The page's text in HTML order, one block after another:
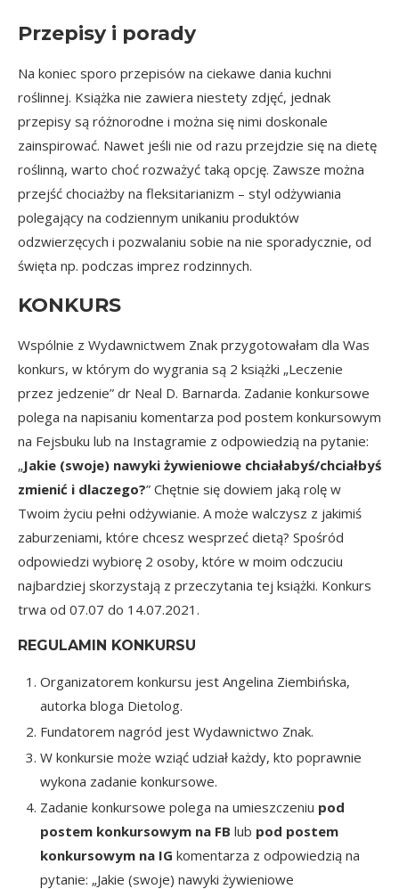
Przepisy i porady
Na koniec sporo przepisów na ciekawe dania kuchni
roślinnej. Książka nie zawiera niestety zdjęć, jednak
przepisy są różnorodne i można się nimi doskonale
zainspirować. Nawet jeśli nie od razu przejdzie się na dietę
roślinną, warto choć rozważyć taką opcję. Zawsze można
przejść chociażby na fleksitarianizm – styl odżywiania
polegający na codziennym unikaniu produktów
odzwierzęcych i pozwalaniu sobie na nie sporadycznie, od
święta np. podczas imprez rodzinnych.
KONKURS
Wspólnie z Wydawnictwem Znak przygotowałam dla Was
konkurs, w którym do wygrania są 2 książki „Leczenie
przez jedzenie” dr Neal D. Barnarda. Zadanie konkursowe
polega na napisaniu komentarza pod postem konkursowym
na Fejsbuku lub na Instagramie z odpowiedzią na pytanie:
„Jakie (swoje) nawyki żywieniowe chciałabyś/chciałbyś
zmienić i dlaczego?” Chętnie się dowiem jaką rolę w
Twoim życiu pełni odżywianie. A może walczysz z jakimiś
zaburzeniami, które chcesz wesprzeć dietą? Spośród
odpowiedzi wybiorę 2 osoby, które w moim odczuciu
najbardziej skorzystają z przeczytania tej książki. Konkurs
trwa od 07.07 do 14.07.2021.
REGULAMIN KONKURSU
Organizatorem konkursu jest Angelina Ziembińska,
autorka bloga Dietolog.
Fundatorem nagród jest Wydawnictwo Znak.
W konkursie może wziąć udział każdy, kto poprawnie
wykona zadanie konkursowe.
Zadanie konkursowe polega na umieszczeniu pod
postem konkursowym na FB lub pod postem
konkursowym na IG komentarza z odpowiedzią na
pytanie: „Jakie (swoje) nawyki żywieniowe